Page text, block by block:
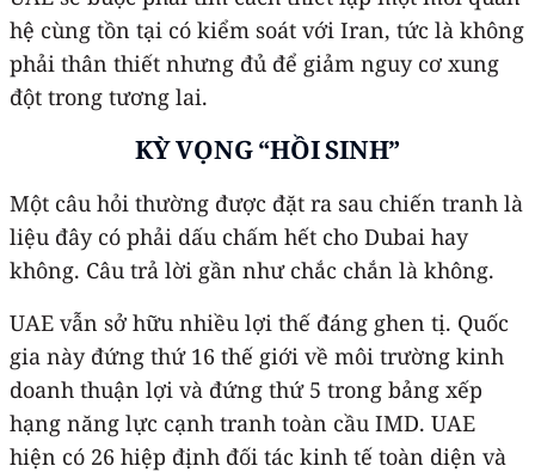
hệ cùng tồn tại có kiểm soát với Iran, tức là không
phải thân thiết nhưng đủ để giảm nguy cơ xung
đột trong tương lai.
KỲ VỌNG “HỒI SINH”
Một câu hỏi thường được đặt ra sau chiến tranh là
liệu đây có phải dấu chấm hết cho Dubai hay
không. Câu trả lời gần như chắc chắn là không.
UAE vẫn sở hữu nhiều lợi thế đáng ghen tị. Quốc
gia này đứng thứ 16 thế giới về môi trường kinh
doanh thuận lợi và đứng thứ 5 trong bảng xếp
hạng năng lực cạnh tranh toàn cầu IMD. UAE
hiện có 26 hiệp định đối tác kinh tế toàn diện và